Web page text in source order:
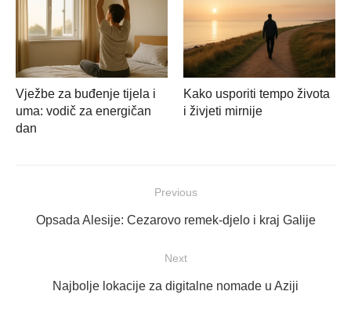
Vježbe za buđenje tijela i
uma: vodič za energičan
dan
Kako usporiti tempo života
i živjeti mirnije
objava
Previous
Previous
Opsada Alesije: Cezarovo remek-djelo i kraj Galije
Next
Next
Najbolje lokacije za digitalne nomade u Aziji